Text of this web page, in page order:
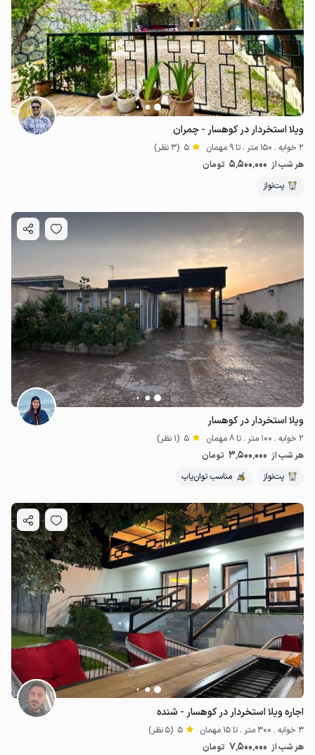
ویلا استخردار در کوهسار - چمران
2 خوابه . 150 متر . تا 9 مهمان 5 (3 نظر)
هر شب از 5٬500٬000 تومان
پت‌نواز
ویلا استخردار در کوهسار
2 خوابه . 100 متر . تا 8 مهمان 5 (1 نظر)
هر شب از 3٬500٬000 تومان
پت‌نواز
مناسب توان‌یاب
اجاره ویلا استخردار در کوهسار - شنده
3 خوابه . 300 متر . تا 15 مهمان 5 (5 نظر)
هر شب از 7٬500٬000 تومان